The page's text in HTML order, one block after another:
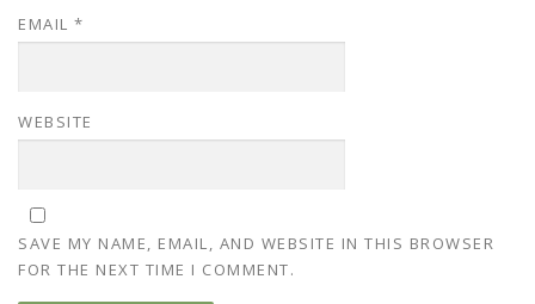
EMAIL *
WEBSITE
SAVE MY NAME, EMAIL, AND WEBSITE IN THIS BROWSER
FOR THE NEXT TIME I COMMENT.